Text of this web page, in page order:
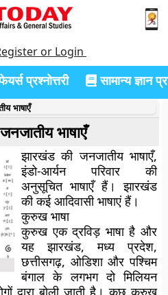
or Login
प्रश्नोत्तरी सामान्य ज्ञान
भाषाएँ
भाषाएँ
झारखंड की जनजातीय भाषाएँ,
इंडो-आर्यन परिवार की
अनुसूचित भाषाएँ हैं। झारखंड
की कई आदिवासी भाषाएं हैं।
कुरुख भाषा
कुरुख एक द्रविड़ भाषा है और
यह झारखंड, मध्य प्रदेश,
छत्तीसगढ़, ओडिशा और पश्चिम
बंगाल के लगभग दो मिलियन
द्वारा बोली जाती है। कुछ कुरुख